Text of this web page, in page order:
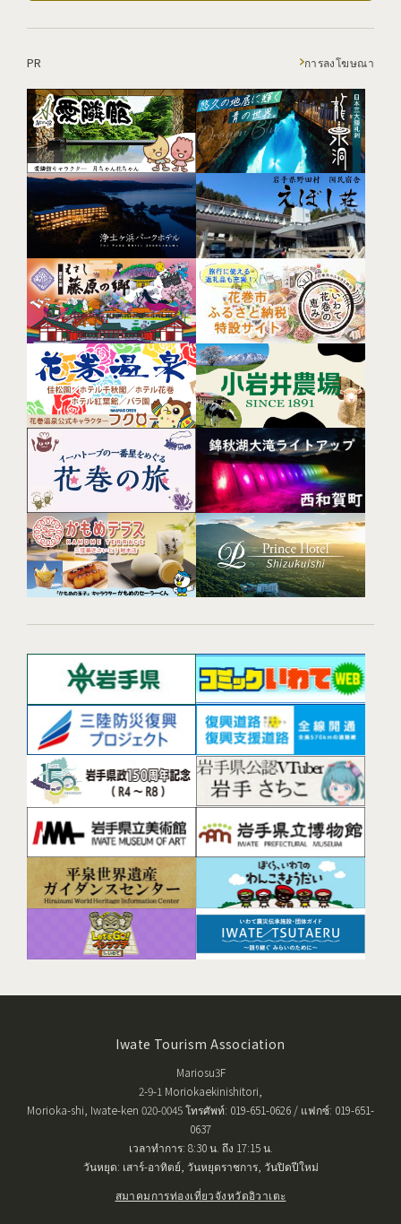
PR การลงโฆษณา
Iwate Tourism Association
Mariosu3F
2-9-1 Moriokaekinishitori,
Morioka-shi, Iwate-ken 020-0045 โทรศัพท์: 019-651-0626 / แฟกซ์: 019-651-
0637
เวลาทำการ: 8:30 น. ถึง 17:15 น.
วันหยุด: เสาร์-อาทิตย์, วันหยุดราชการ, วันปิดปีใหม่
สมาคมการท่องเที่ยวจังหวัดอิวาเตะ